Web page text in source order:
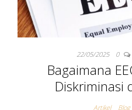
22/05/2025 0
Bagaimana
Diskriminasi
Artikel Blog